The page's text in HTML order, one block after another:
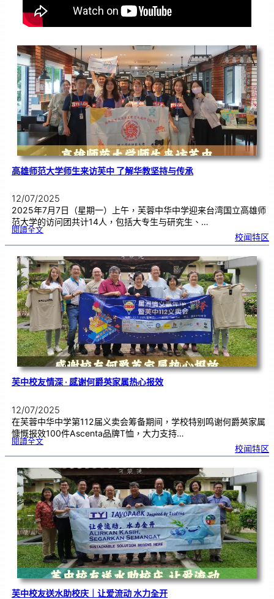
高雄师范大学师生来访芙中 了解华教坚持与传承
12/07/2025
2025年7月7日（星期一）上午，芙蓉中华中学迎来台湾国立高雄师
范大学的访问团共计14人，包括大专生与研究生、…
閱讀全文:高
范
学
师
生
来
访
芙
中
了
解
华
教
坚
持
与
校闻特区
芙中校友情深 · 感谢何爵英家属热心报效
12/07/2025
在芙蓉中华中学第112届义卖会筹备期间，学校特别鸣谢何爵英家属
慷慨报效100件Ascenta品牌T恤，大力支持…
閱讀全文:芙
友
深
·
谢
何
爵
英
家
属
热
心
报
效
校闻特区
芙中校友送水助校庆｜让爱流动 水力全开